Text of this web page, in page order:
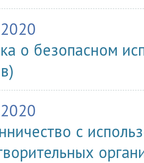
о безопасном
с